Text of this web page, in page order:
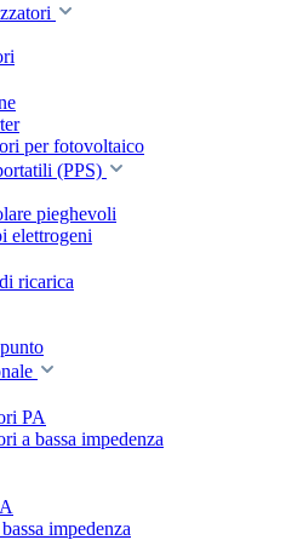
per fotovoltaico
(PPS)
pieghevoli
elettrogeni
ricarica
PA
a bassa impedenza
impedenza